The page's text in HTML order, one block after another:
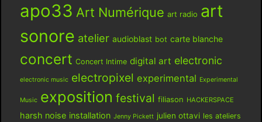
apo33 Art Numérique art radio art
sonore atelier audioblast bot carte blanche
concert Concert Intime digital art electronic
electronic music electropixel experimental Experimental
Music exposition festival filiason HACKERSPACE
harsh noise installation Jenny Pickett julien ottavi les ateliers